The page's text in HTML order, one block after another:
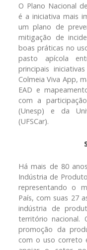
O Plano Nacional
é a iniciativa mais
um plano de
mitigação de
boas práticas no
pasto apícola
principais
Colmeia Viva App,
EAD e
com a
(Unesp) e da
(UFSCar).
Há mais de 80
Indústria de
representando o
País, com suas 27
indústria de
território nacional.
promoção da
com o uso correto